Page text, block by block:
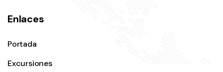
Enlaces
Portada
Excursiones